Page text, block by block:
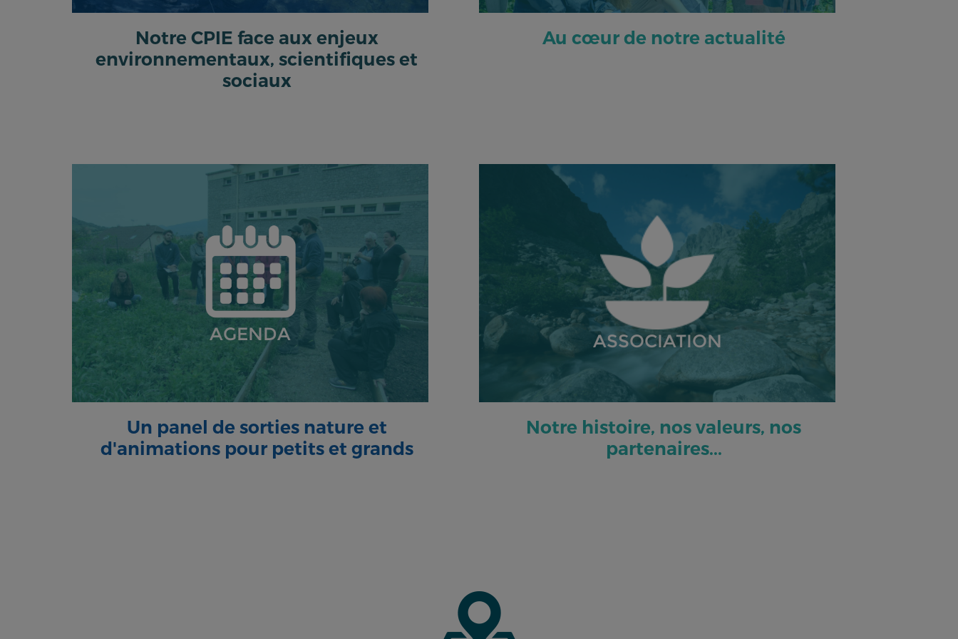
Notre CPIE face aux enjeux
environnementaux, scientifiques et
sociaux
Au cœur de notre actualité
AGENDA
Un panel de sorties nature et
d'animations pour petits et grands
ASSOCIATION
Notre histoire, nos valeurs, nos
partenaires...